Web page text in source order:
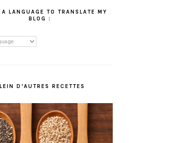
A LANGUAGE TO TRANSLATE MY
BLOG :
D’AUTRES RECETTES